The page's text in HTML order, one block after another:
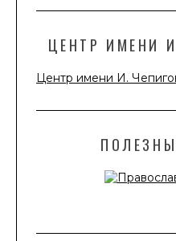
ЦЕНТР ИМЕНИ
Центр имени И.